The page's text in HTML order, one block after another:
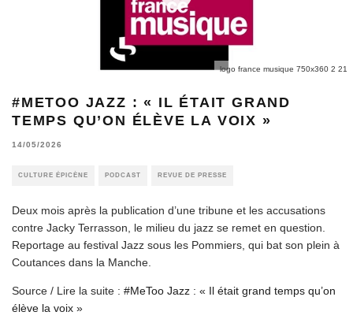
logo france musique 750x360 2 21
#METOO JAZZ : « IL ÉTAIT GRAND
TEMPS QU’ON ÉLÈVE LA VOIX »
14/05/2026
CULTURE ÉPICÈNE PODCAST REVUE DE PRESSE
Deux mois après la publication d’une tribune et les accusations
contre Jacky Terrasson, le milieu du jazz se remet en question.
Reportage au festival Jazz sous les Pommiers, qui bat son plein à
Coutances dans la Manche.
Source / Lire la suite : #MeToo Jazz : « Il était grand temps qu’on
élève la voix »